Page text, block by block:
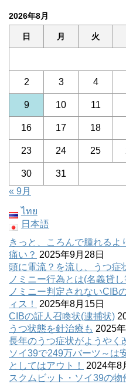
2026年8月
日 月 火
2 3 4
9 10 11
16 17 18
23 24 25
30
31
« 9月
ไทย
日本語
きっと、ころんで腫れる
痛い？ 2025年9月28日
頭に電流？を流し、うつ症
ノミニー行為とは(名義貸
ノミニー判定されないCIB
ィス！
2025年8月15日
CIBの証人召喚状(逮捕状)
うつ状態を針治療も 2025
長年のうつ症状がようやく
ソイ39で249万バーツ～は
としてはアウト！
2024年8
スクムビット・ソイ39の物